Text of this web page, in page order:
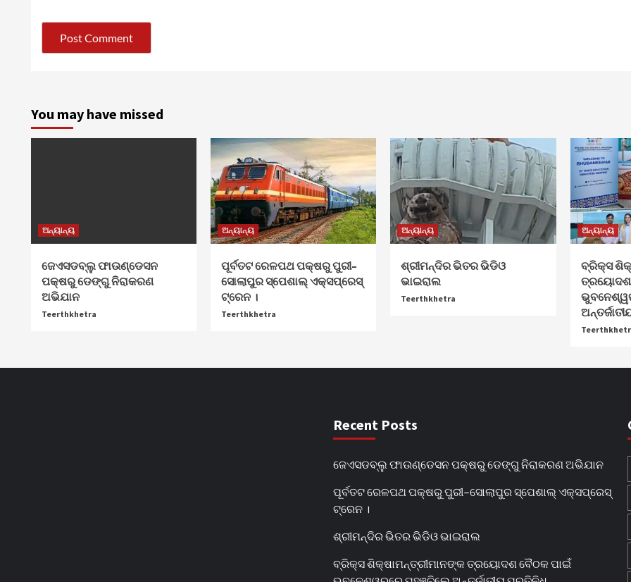
You may have missed
ଅନ୍ୟାନ୍ୟ
ଜେଏସଡବ୍ଲୁ ଫାଉଣ୍ଡେସନ
ପକ୍ଷରୁ ଡେଙ୍ଗୁ ନିରାକରଣ
ଅଭିଯାନ
Teerthkhetra
ଅନ୍ୟାନ୍ୟ
ପୂର୍ବତଟ ରେଳପଥ ପକ୍ଷରୁ ପୁରୀ–
ସୋଲାପୁର ସ୍ପେଶାଲ୍ ଏକ୍ସପ୍ରେସ୍
ଟ୍ରେନ ।
Teerthkhetra
ଅନ୍ୟାନ୍ୟ
ଶ୍ରୀମନ୍ଦିର ଭିତର ଭିଡିଓ
ଭାଇରାଲ
Teerthkhetra
ଅନ୍ୟାନ୍ୟ
ବ୍ରିକ୍ସ
ତ୍ରୟୋଦଶ
Recent Posts
ଜେଏସଡବ୍ଲୁ ଫାଉଣ୍ଡେସନ ପକ୍ଷରୁ ଡେଙ୍ଗୁ ନିରାକରଣ ଅଭିଯାନ
ପୂର୍ବତଟ ରେଳପଥ ପକ୍ଷରୁ ପୁରୀ–ସୋଲାପୁର ସ୍ପେଶାଲ୍ ଏକ୍ସପ୍ରେସ୍
ଟ୍ରେନ ।
ଶ୍ରୀମନ୍ଦିର ଭିତର ଭିଡିଓ ଭାଇରାଲ
ବ୍ରିକ୍ସ ଶିକ୍ଷାମନ୍ତ୍ରୀମାନଙ୍କ ତ୍ରୟୋଦଶ ବୈଠକ ପାଇଁ